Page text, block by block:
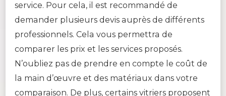
service. Pour cela, il est recommandé de
demander plusieurs devis auprès de différents
professionnels. Cela vous permettra de
comparer les prix et les services proposés.
N’oubliez pas de prendre en compte le coût de
la main d’œuvre et des matériaux dans votre
comparaison. De plus, certains vitriers proposent